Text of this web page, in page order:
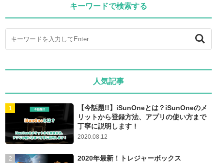
キーワードで検索する
人気記事
【今話題!!】iSunOneとは？iSunOneのメ
リットから登録方法、アプリの使い方まで
丁寧に説明します！
2020.08.12
2020年最新！トレジャーボックス